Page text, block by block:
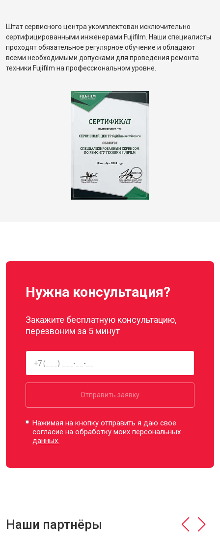
Штат сервисного центра укомплектован исключительно
сертифицированными инженерами Fujifilm. Наши специалисты
проходят обязательное регулярное обучение и обладают
всеми необходимыми допусками для проведения ремонта
техники Fujifilm на профессиональном уровне.
Нужна консультация?
Закажите бесплатную консультацию,
перезвоним за 5 минут
Отправить заявку
Нажимая на кнопку отправить я даю свое
согласие на обработку моихперсональных
данных.
Наши партнёры